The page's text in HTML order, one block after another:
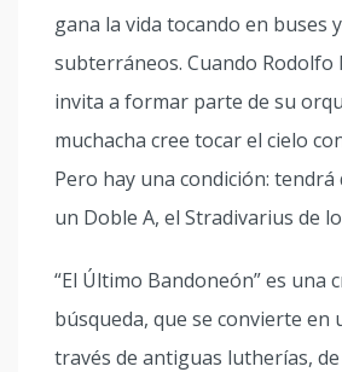
gana la vida tocando en buses
subterráneos. Cuando Rodolfo
invita a formar parte de su
muchacha cree tocar el cielo
Pero hay una condición:
un Doble A, el Stradivarius de
“El Último Bandoneón” es una
búsqueda, que se convierte en
través de antiguas lutherías,